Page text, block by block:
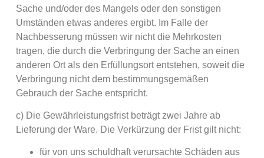
Sache und/oder des Mangels oder den sonstigen
Umständen etwas anderes ergibt. Im Falle der
Nachbesserung müssen wir nicht die Mehrkosten
tragen, die durch die Verbringung der Sache an einen
anderen Ort als den Erfüllungsort entstehen, soweit die
Verbringung nicht dem bestimmungsgemäßen
Gebrauch der Sache entspricht.
c) Die Gewährleistungsfrist beträgt zwei Jahre ab
Lieferung der Ware. Die Verkürzung der Frist gilt nicht:
für von uns schuldhaft verursachte Schäden aus